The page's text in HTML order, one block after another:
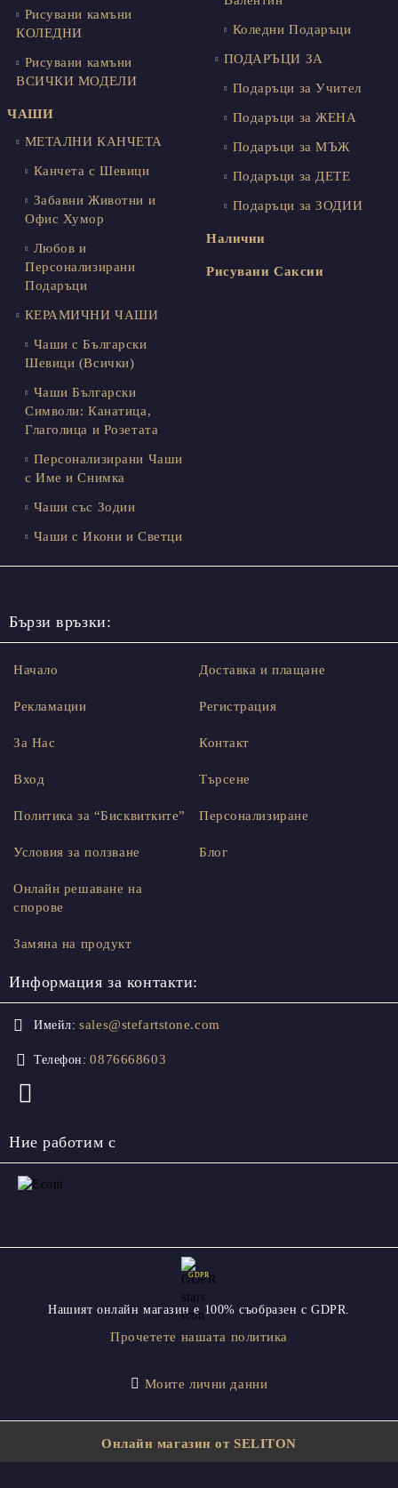
Рисувани камъни
КОЛЕДНИ
Рисувани камъни
ВСИЧКИ МОДЕЛИ
ЧАШИ
МЕТАЛНИ КАНЧЕТА
Канчета с Шевици
Забавни Животни и
Офис Хумор
Любов и
Персонализирани
Подаръци
КЕРАМИЧНИ ЧАШИ
Чаши с Български
Шевици (Всички)
Чаши Български
Символи: Канатица,
Глаголица и Розетата
Персонализирани Чаши
с Име и Снимка
Чаши със Зодии
Чаши с Икони и Светци
Коледни Подаръци
ПОДАРЪЦИ ЗА
Подаръци за Учител
Подаръци за ЖЕНА
Подаръци за МЪЖ
Подаръци за ДЕТЕ
Подаръци за ЗОДИИ
Налични
Рисувани Саксии
Бързи връзки:
Начало
Рекламации
За Нас
Вход
Доставка и плащане
Регистрация
Контакт
Търсене
Политика за “Бисквитките”
Условия за ползване
Онлайн решаване на
спорове
Замяна на продукт
Персонализиране
Блог
Информация за контакти:
Имейл: sales@stefartstone.com
Телефон: 0876668603
Ние работим с
GDPR
Нашият онлайн магазин е 100% съобразен с GDPR.
Прочетете нашата политика
Моите лични данни
Онлайн магазин от SELITON